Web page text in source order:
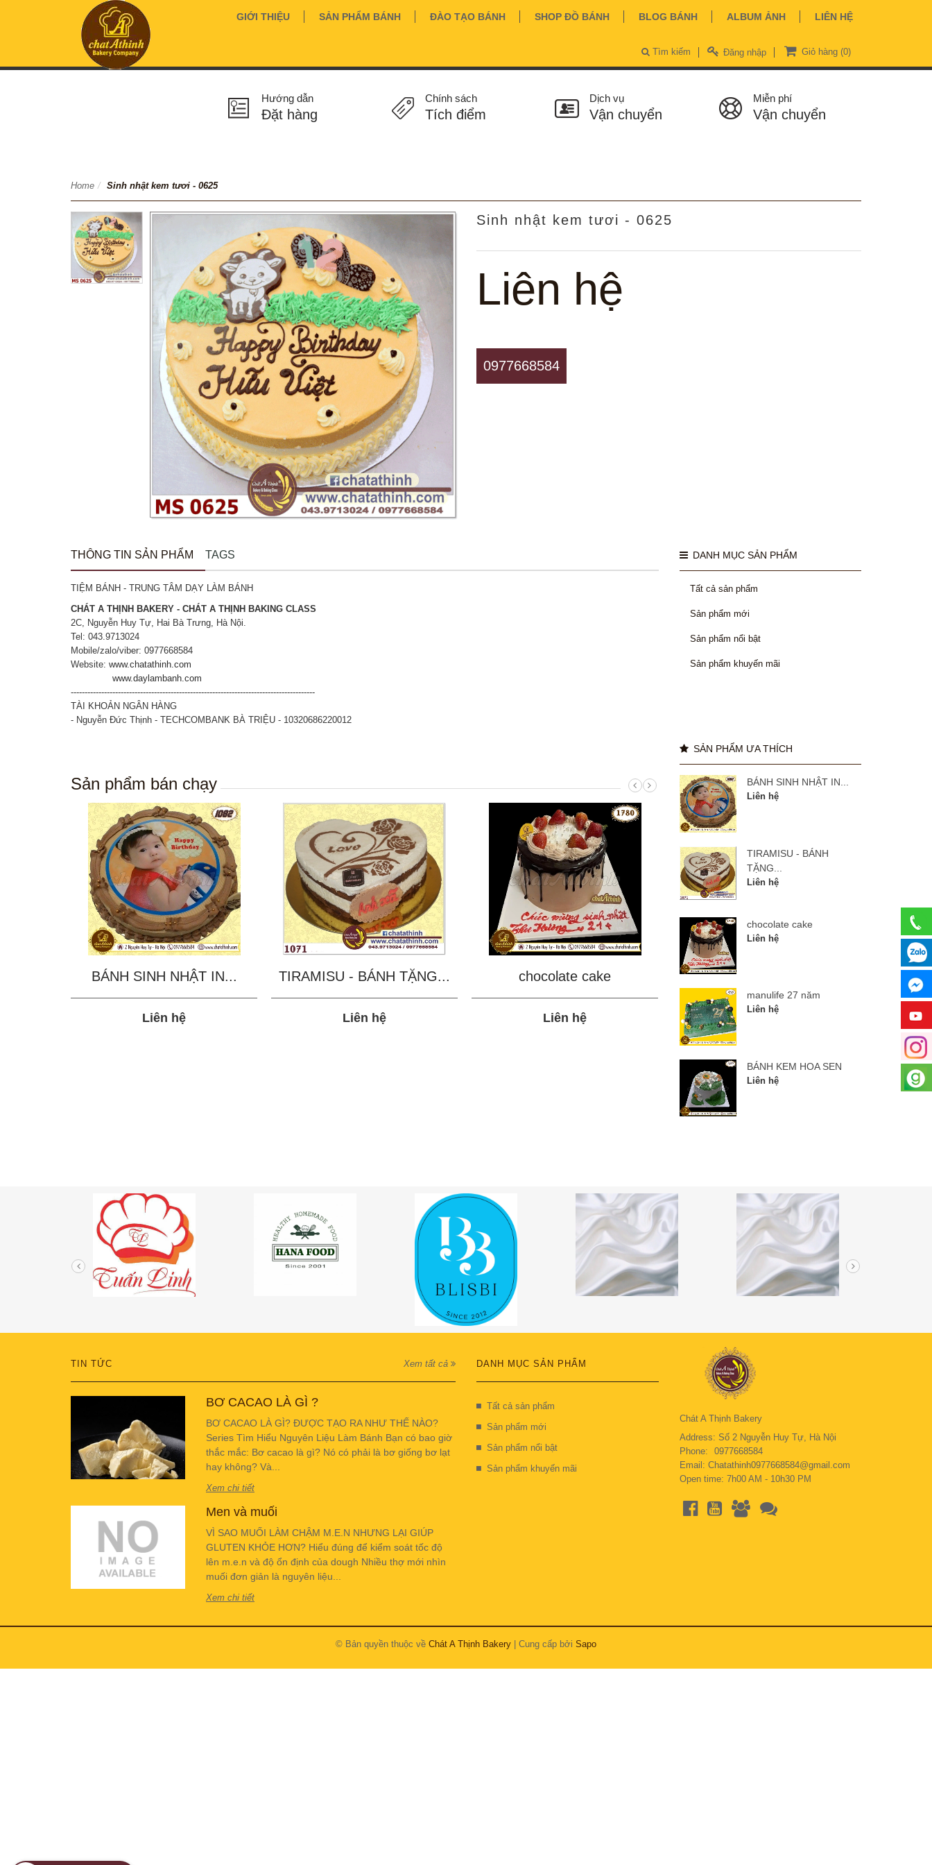
GIỚI THIỆU SẢN PHẨM BÁNH ĐÀO TẠO BÁNH SHOP ĐỒ BÁNH BLOG BÁNH ALBUM ẢNH LIÊN HỆ
Giỏ hàng (0)
Đăng nhập
Tìm kiếm
Hướng dẫn
Đặt hàng
Chính sách
Tích điểm
Dịch vụ
Vận chuyển
Miễn phí
Vận chuyển
Home / Sinh nhật kem tươi - 0625
Sinh nhật kem tươi - 0625
Liên hệ
0977668584
THÔNG TIN SẢN PHẨM TAGS
TIỆM BÁNH - TRUNG TÂM DẠY LÀM BÁNH
CHÁT A THỊNH BAKERY - CHÁT A THỊNH BAKING CLASS
2C, Nguyễn Huy Tự, Hai Bà Trưng, Hà Nội.
Tel: 043.9713024
Mobile/zalo/viber: 0977668584
Website: www.chatathinh.com
www.daylambanh.com
----------------------------------------------------------------------------------------
TÀI KHOẢN NGÂN HÀNG
- Nguyễn Đức Thịnh - TECHCOMBANK BÀ TRIỆU - 10320686220012
Sản phẩm bán chạy
BÁNH SINH NHẬT IN...
Liên hệ
TIRAMISU - BÁNH TẶNG...
Liên hệ
chocolate cake
Liên hệ
manulife 27 năm
Liên hệ
DANH MỤC SẢN PHẨM
Tất cả sản phẩm
Sản phẩm mới
Sản phẩm nổi bật
Sản phẩm khuyến mãi
SẢN PHẨM ƯA THÍCH
BÁNH SINH NHẬT IN...
Liên hệ
TIRAMISU - BÁNH
TẶNG...
Liên hệ
chocolate cake
Liên hệ
manulife 27 năm
Liên hệ
BÁNH KEM HOA SEN
Liên hệ
TIN TỨC Xem tất cả
BƠ CACAO LÀ GÌ ?
BƠ CACAO LÀ GÌ? ĐƯỢC TẠO RA NHƯ THẾ NÀO?
Series Tìm Hiểu Nguyên Liệu Làm Bánh Bạn có bao giờ
thắc mắc: Bơ cacao là gì? Nó có phải là bơ giống bơ lạt
hay không? Và...
Xem chi tiết
Men và muối
VÌ SAO MUỐI LÀM CHẬM M.E.N NHƯNG LẠI GIÚP
GLUTEN KHỎE HƠN? Hiểu đúng để kiểm soát tốc độ
lên m.e.n và độ ổn định của dough Nhiều thợ mới nhìn
muối đơn giản là nguyên liệu...
Xem chi tiết
DANH MỤC SẢN PHẨM
Tất cả sản phẩm
Sản phẩm mới
Sản phẩm nổi bật
Sản phẩm khuyến mãi
Chát A Thịnh Bakery
Address: Số 2 Nguyễn Huy Tự, Hà Nội
Phone:
0977668584
Email: Chatathinh0977668584@gmail.com
Open time: 7h00 AM - 10h30 PM
© Bản quyền thuộc về Chát A Thịnh Bakery | Cung cấp bởi Sapo